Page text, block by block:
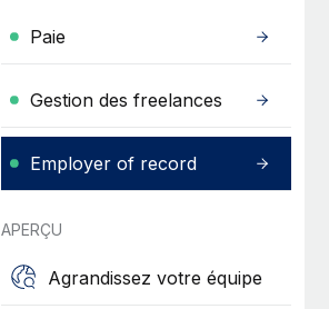
Paie
Gestion des freelances
Employer of record
APERÇU
Agrandissez votre équipe